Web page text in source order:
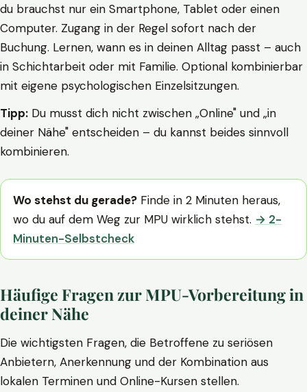
du brauchst nur ein Smartphone, Tablet oder einen
Computer. Zugang in der Regel sofort nach der
Buchung. Lernen, wann es in deinen Alltag passt – auch
in Schichtarbeit oder mit Familie. Optional kombinierbar
mit eigene psychologischen Einzelsitzungen.
Tipp: Du musst dich nicht zwischen „Online" und „in
deiner Nähe" entscheiden – du kannst beides sinnvoll
kombinieren.
Wo stehst du gerade? Finde in 2 Minuten heraus,
wo du auf dem Weg zur MPU wirklich stehst. → 2-
Minuten-Selbstcheck
Häufige Fragen zur MPU-Vorbereitung in
deiner Nähe
Die wichtigsten Fragen, die Betroffene zu seriösen
Anbietern, Anerkennung und der Kombination aus
lokalen Terminen und Online-Kursen stellen.